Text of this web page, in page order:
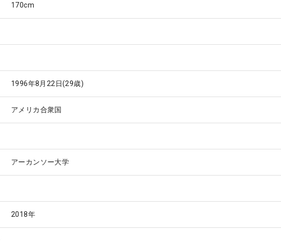
170cm
1996年8月22日(29歳)
アメリカ合衆国
アーカンソー大学
2018年